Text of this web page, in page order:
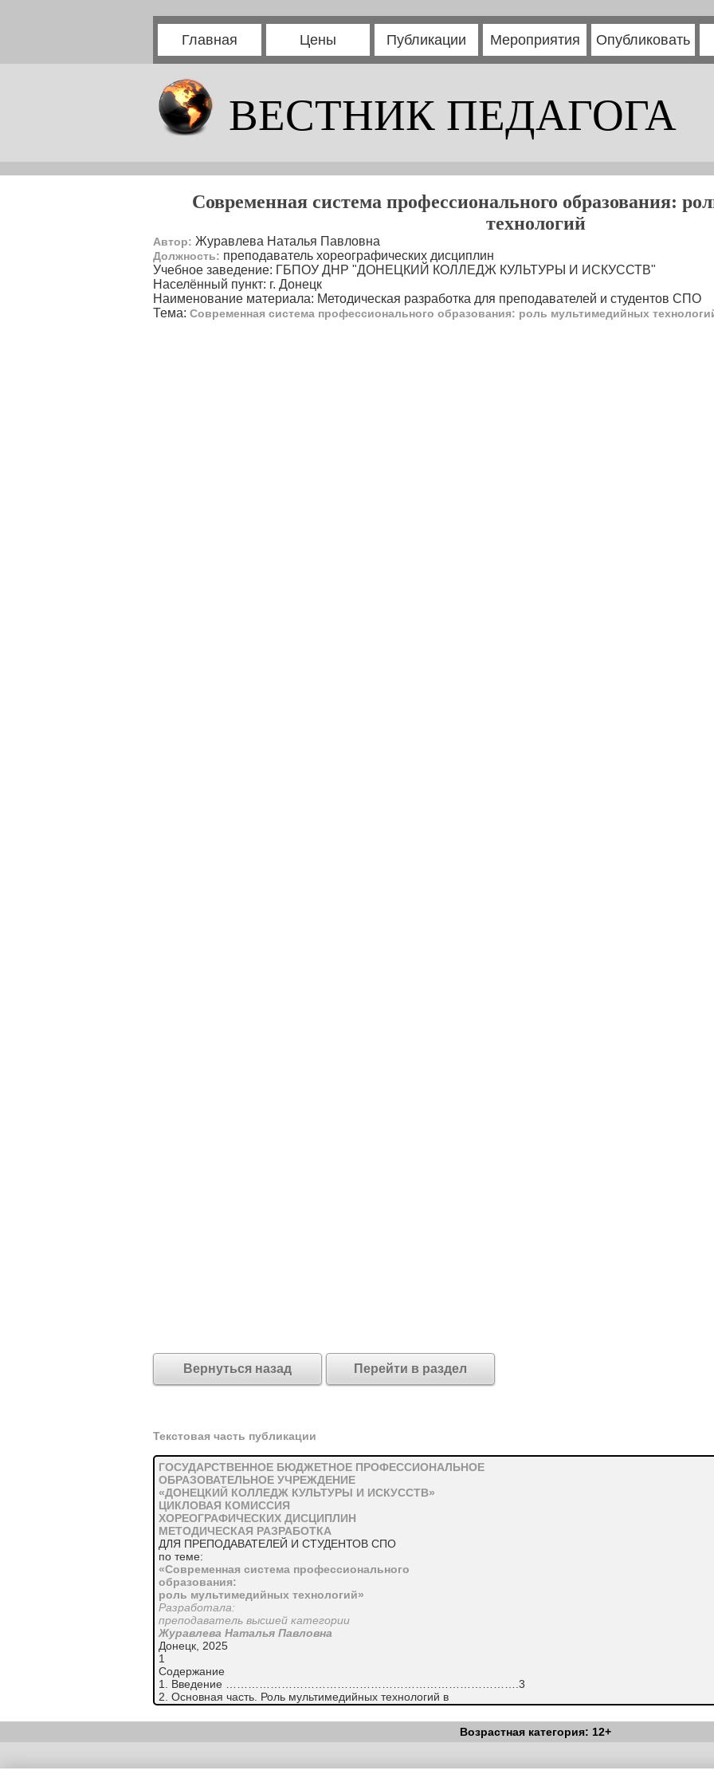
Главная Цены Публикации Мероприятия Опубликовать
ВЕСТНИК ПЕДАГОГА
Современная система профессионального образования:
технологий
Автор: Журавлева Наталья Павловна
Должность: преподаватель хореографических дисциплин
Учебное заведение: ГБПОУ ДНР "ДОНЕЦКИЙ КОЛЛЕДЖ КУЛЬТУРЫ И ИСКУССТВ"
Населённый пункт: г. Донецк
Наименование материала: Методическая разработка для преподавателей и студентов СПО
Тема: Современная система профессионального образования: роль мультимедийных
Вернуться назад Перейти в раздел
Текстовая часть публикации
ГОСУДАРСТВЕННОЕ БЮДЖЕТНОЕ ПРОФЕССИОНАЛЬНОЕ
ОБРАЗОВАТЕЛЬНОЕ УЧРЕЖДЕНИЕ
«ДОНЕЦКИЙ КОЛЛЕДЖ КУЛЬТУРЫ И ИСКУССТВ»
ЦИКЛОВАЯ КОМИССИЯ
ХОРЕОГРАФИЧЕСКИХ ДИСЦИПЛИН
МЕТОДИЧЕСКАЯ РАЗРАБОТКА
ДЛЯ ПРЕПОДАВАТЕЛЕЙ И СТУДЕНТОВ СПО
по теме:
«Современная система профессионального
образования:
роль мультимедийных технологий»
Разработала:
преподаватель высшей категории
Журавлева Наталья Павловна
Донецк, 2025
1
Содержание
1. Введение …………………………………………………………………….3
2. Основная часть. Роль мультимедийных технологий в
системе профессионального образования………………………….…….3
2.1. Мультимедийные технологии как средство повышения
эффективности обучения…………………………….…………….…..3Возрастная категория: 12+
Copyright (c) |Вестник Педагога|Об издании|Условия|Политика